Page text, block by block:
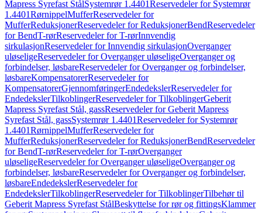
Mapress Syrefast StålSystemrør 1.4401Reservedeler for Systemrør
1.4401RørnippelMufferReservedeler for
MufferReduksjonerReservedeler for ReduksjonerBendReservedeler
for BendT-rørReservedeler for T-rørInnvendig
sirkulasjonReservedeler for Innvendig sirkulasjonOverganger
uløseligeReservedeler for Overganger uløseligeOverganger og
forbindelser, løsbareReservedeler for Overganger og forbindelser,
løsbareKompensatorerReservedeler for
KompensatorerGjennomføringerEndedekslerReservedeler for
EndedekslerTilkoblingerReservedeler for TilkoblingerGeberit
Mapress Syrefast Stål, gassReservedeler for Geberit Mapress
Syrefast Stål, gassSystemrør 1.4401Reservedeler for Systemrør
1.4401RørnippelMufferReservedeler for
MufferReduksjonerReservedeler for ReduksjonerBendReservedeler
for BendT-rørReservedeler for T-rørOverganger
uløseligeReservedeler for Overganger uløseligeOverganger og
forbindelser, løsbareReservedeler for Overganger og forbindelser,
løsbareEndedekslerReservedeler for
EndedekslerTilkoblingerReservedeler for TilkoblingerTilbehør til
Geberit Mapress Syrefast StålBeskyttelse for rør og fittingsKlammer